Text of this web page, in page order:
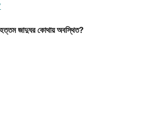
জাদুঘর কোথায় অবস্থিত?